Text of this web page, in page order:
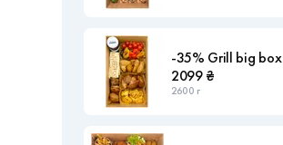
-35% Grill big box
2099 ₴
2600 г